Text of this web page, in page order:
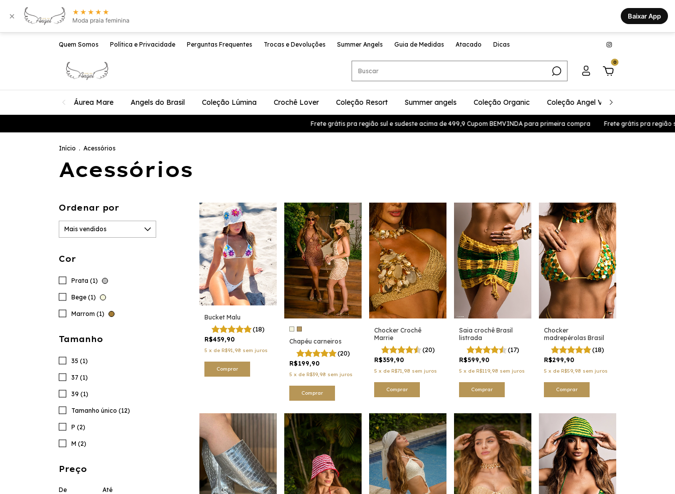
× ★★★★★
Moda praia feminina Baixar App
Quem Somos Política e Privacidade Perguntas Frequentes Trocas e Devoluções Summer Angels Guia de Medidas Atacado Dicas
0
Áurea Mare Angels do Brasil Coleção Lúmina Crochê Lover Coleção Resort Summer angels Coleção Organic Coleção Angel Vibes
Frete grátis pra região sul e sudeste acima de 499,9 Cupom BEMVINDA para primeira compra Frete grátis pra região sul e sudeste
Início . Acessórios
Acessórios
Ordenar por
Cor
Prata (1)
Bege (1)
Marrom (1)
Tamanho
35 (1)
37 (1)
39 (1)
Tamanho único (12)
P (2)
M (2)
Preço
De Até
Bucket Malu
(18)
R$459,90
5 x de R$91,98 sem juros
Comprar
Chapéu carneiros
(20)
R$199,90
5 x de R$39,98 sem juros
Comprar
Chocker Crochê
Marrie
(20)
R$359,90
5 x de R$71,98 sem juros
Comprar
Saia crochê Brasil
listrada
(17)
R$599,90
5 x de R$119,98 sem juros
Comprar
Chocker
madrepérolas Brasil
(18)
R$299,90
5 x de R$59,98 sem juros